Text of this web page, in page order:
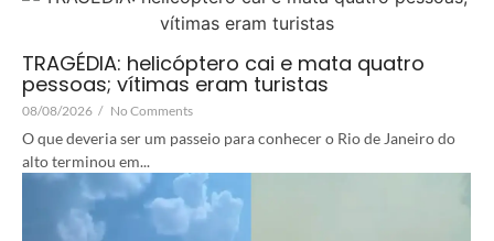
TRAGÉDIA: helicóptero cai e mata quatro
pessoas; vítimas eram turistas
08/08/2026 / No Comments
O que deveria ser um passeio para conhecer o Rio de Janeiro do
alto terminou em...